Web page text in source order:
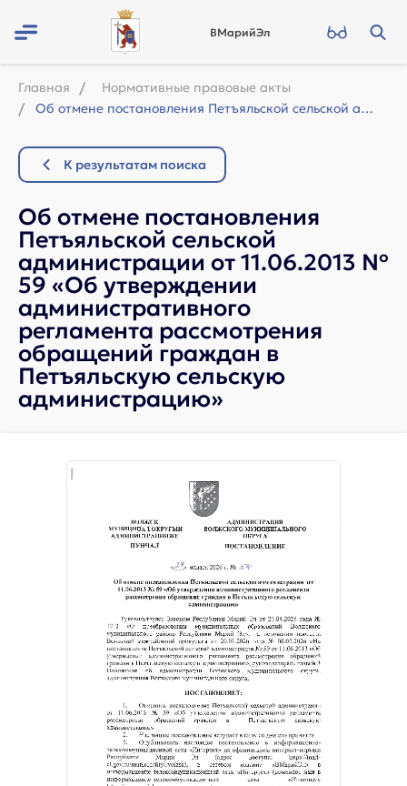
ВМарийЭл
Главная
Нормативные правовые акты
Об отмене постановления Петъяльской сельской администрации от 11.06.2013 № 59 «О...
К результатам поиска
Об отмене постановления
Петъяльской сельской
администрации от 11.06.2013 №
59 «Об утверждении
административного
регламента рассмотрения
обращений граждан в
Петъяльскую сельскую
администрацию»